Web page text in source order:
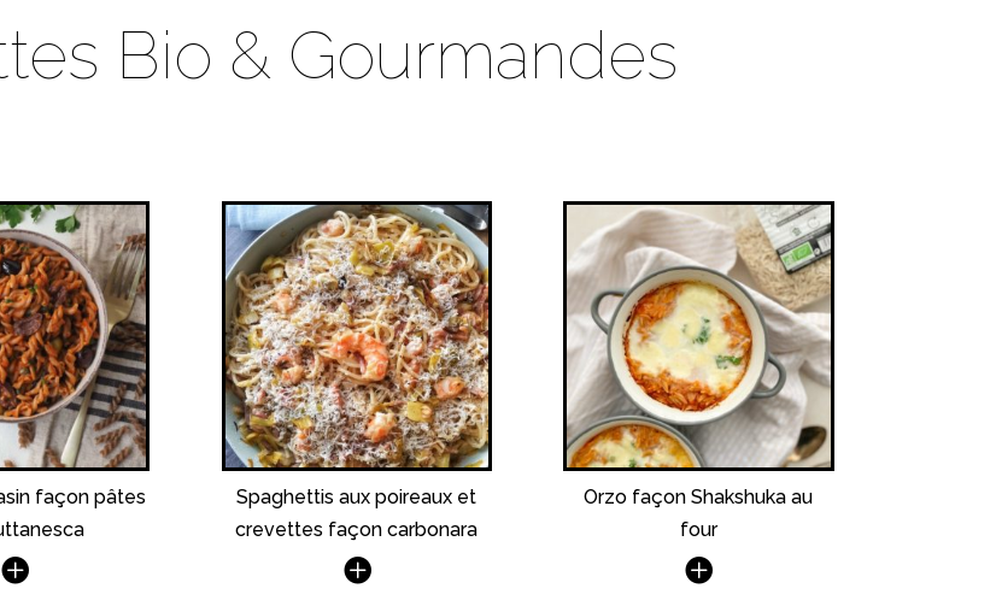
Bio & Gourmandes
façon pâtes
Spaghettis aux poireaux et
crevettes façon carbonara
Orzo façon Shakshuka au
four